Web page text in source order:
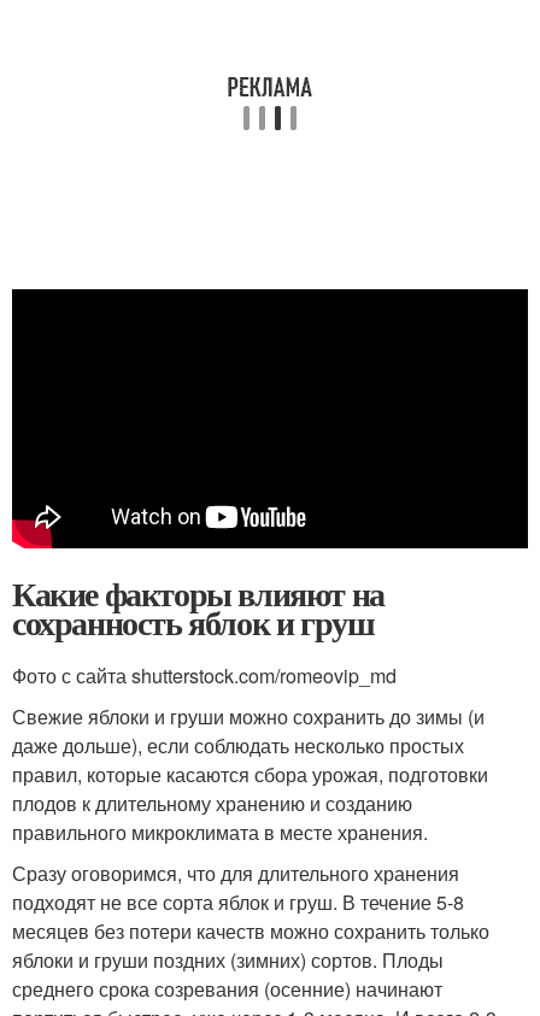
Какие факторы влияют на
сохранность яблок и груш
Фото с сайта shutterstock.com/romeovip_md
Свежие яблоки и груши можно сохранить до зимы (и
даже дольше), если соблюдать несколько простых
правил, которые касаются сбора урожая, подготовки
плодов к длительному хранению и созданию
правильного микроклимата в месте хранения.
Сразу оговоримся, что для длительного хранения
подходят не все сорта яблок и груш. В течение 5-8
месяцев без потери качеств можно сохранить только
яблоки и груши поздних (зимних) сортов. Плоды
среднего срока созревания (осенние) начинают